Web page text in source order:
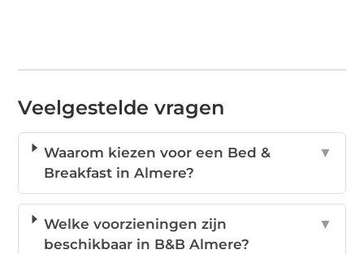
Veelgestelde vragen
Waarom kiezen voor een Bed &
Breakfast in Almere?
▼
Welke voorzieningen zijn
beschikbaar in B&B Almere?
▼